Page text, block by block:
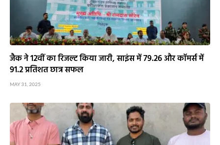
जैक ने 12वीं का रिजल्ट किया जारी, साइंस में 79.26 और कॉमर्स में
91.2 प्रतिशत छात्र सफल
MAY 31, 2025